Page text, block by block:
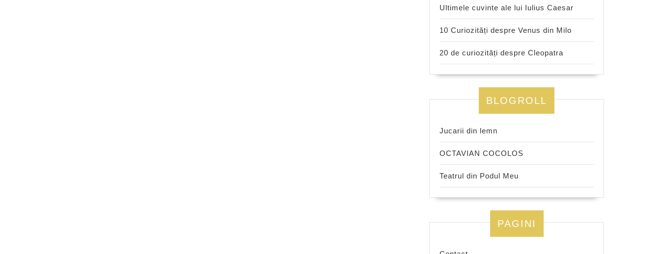
Ultimele cuvinte ale lui Iulius Caesar
10 Curiozități despre Venus din Milo
20 de curiozități despre Cleopatra
BLOGROLL
Jucarii din lemn
OCTAVIAN COCOLOS
Teatrul din Podul Meu
PAGINI